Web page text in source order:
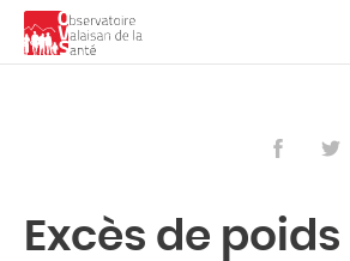
Excès de